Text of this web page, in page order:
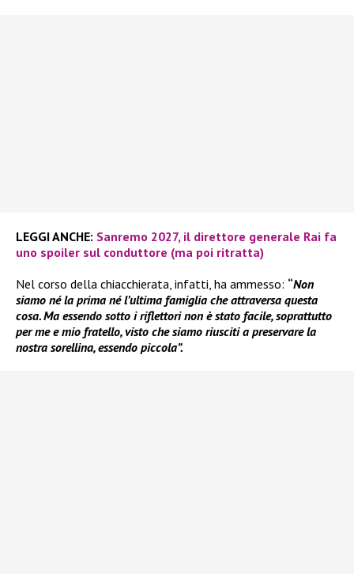
LEGGI ANCHE: Sanremo 2027, il direttore generale Rai fa
uno spoiler sul conduttore (ma poi ritratta)
Nel corso della chiacchierata, infatti, ha ammesso: “Non
siamo né la prima né l’ultima famiglia che attraversa questa
cosa. Ma essendo sotto i riflettori non è stato facile, soprattutto
per me e mio fratello, visto che siamo riusciti a preservare la
nostra sorellina, essendo piccola”.